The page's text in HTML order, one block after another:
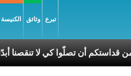
وثائق تبرع
الشبيبة للبابا: نطلب من قداستكم أن